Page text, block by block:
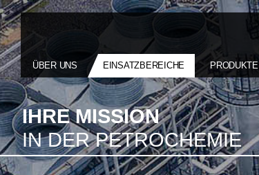
ÜBER UNS EINSATZBEREICHE PRODUKTE
IHRE MISSION
IN DER PETROCHEMIE